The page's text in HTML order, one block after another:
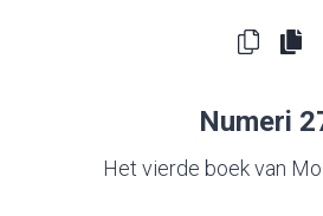
Numeri
Het vierde boek van